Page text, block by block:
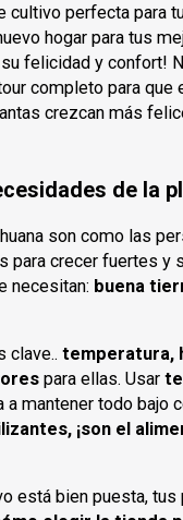
cultivo perfecta para
hogar para tus
su felicidad y confort!
completo para que
crezcan más
de la
son como las
para crecer fuertes y
necesitan: buena
clave.. temperatura,
para ellas. Usar
a mantener todo bajo
¡son el
está bien puesta, tus